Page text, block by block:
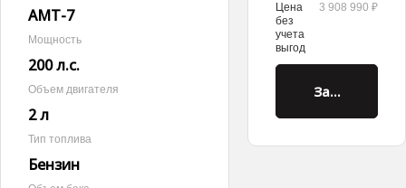
AMT-7
Мощность
200 л.с.
Объем двигателя
2 л
Тип топлива
Бензин
Цена
без
учета
выгод
3 908 990 ₽